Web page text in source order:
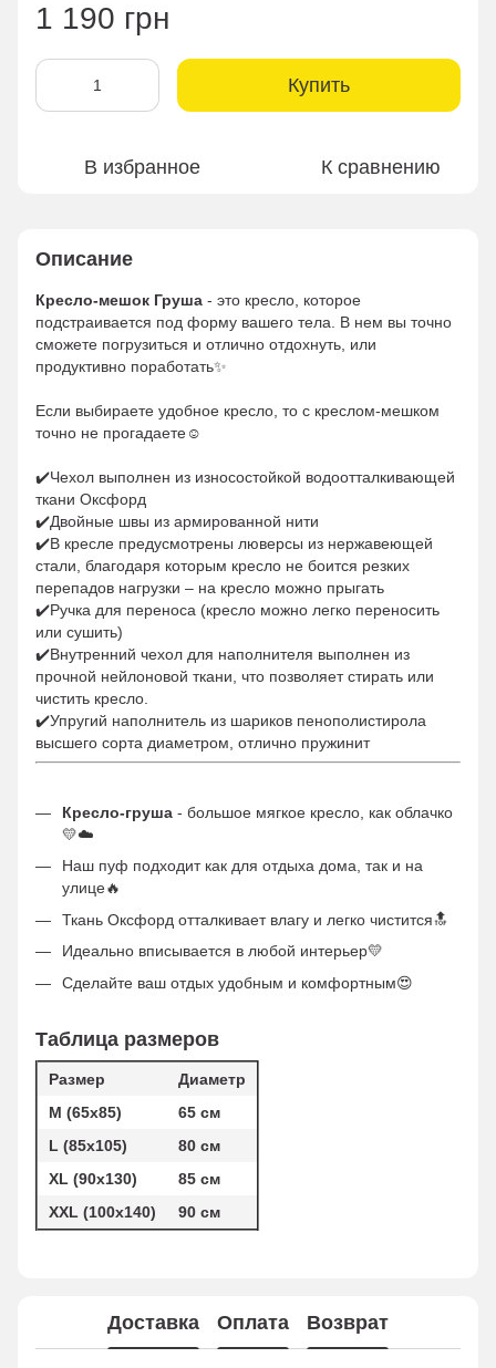
1 190 грн
Купить
В избранное К сравнению
Описание
Кресло-мешок Груша - это кресло, которое
подстраивается под форму вашего тела. В нем вы точно
сможете погрузиться и отлично отдохнуть, или
продуктивно поработать✨
Если выбираете удобное кресло, то с креслом-мешком
точно не прогадаете☺️
✔️Чехол выполнен из износостойкой водоотталкивающей
ткани Оксфорд
✔️Двойные швы из армированной нити
✔️В кресле предусмотрены люверсы из нержавеющей
стали, благодаря которым кресло не боится резких
перепадов нагрузки – на кресло можно прыгать
✔️Ручка для переноса (кресло можно легко переносить
или сушить)
✔️Внутренний чехол для наполнителя выполнен из
прочной нейлоновой ткани, что позволяет стирать или
чистить кресло.
✔️Упругий наполнитель из шариков пенополистирола
высшего сорта диаметром, отлично пружинит
Кресло-груша - большое мягкое кресло, как облачко
💛☁️
Наш пуф подходит как для отдыха дома, так и на
улице🔥
Ткань Оксфорд отталкивает влагу и легко чистится🔝
Идеально вписывается в любой интерьер💛
Сделайте ваш отдых удобным и комфортным😍
Таблица размеров
Размер
Диаметр
М (65х85)
65 см
L (85х105)
80 см
XL (90х130)
85 см
ХXL (100х140)
90 см
Доставка Оплата Возврат